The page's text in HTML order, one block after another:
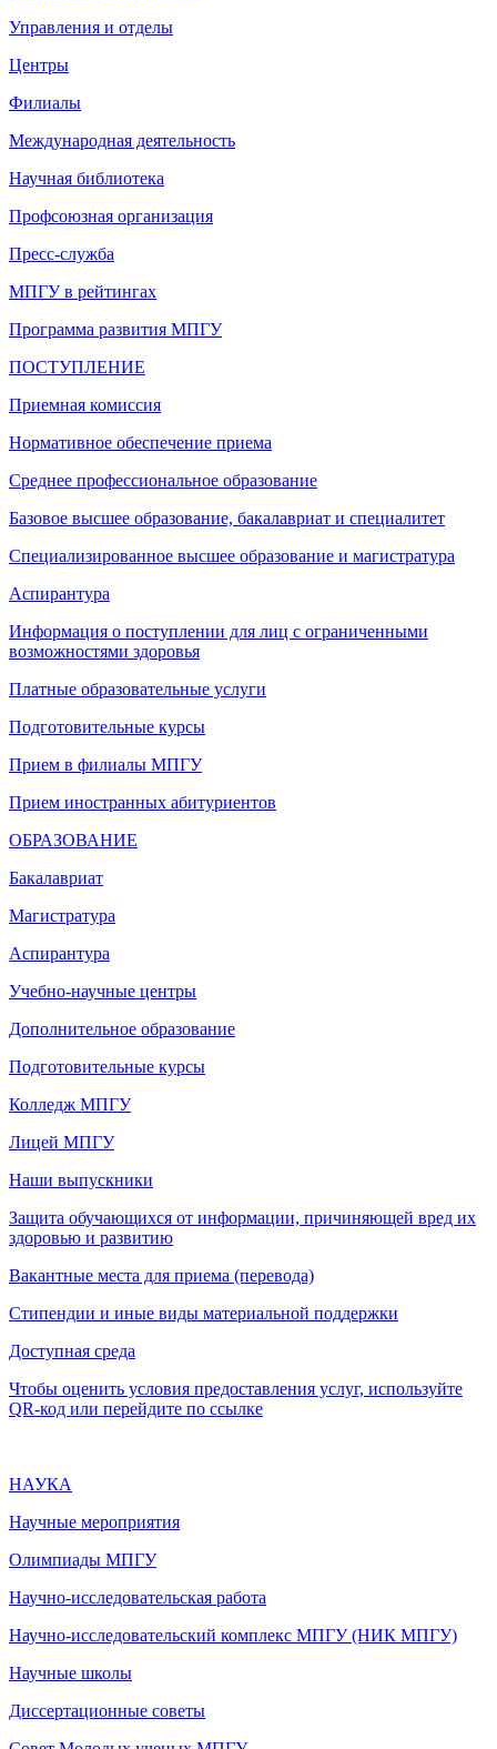
Управления и отделы
Центры
Филиалы
Международная деятельность
Научная библиотека
Профсоюзная организация
Пресс-служба
МПГУ в рейтингах
Программа развития МПГУ
ПОСТУПЛЕНИЕ
Приемная комиссия
Нормативное обеспечение приема
Среднее профессиональное образование
Базовое высшее образование, бакалавриат и специалитет
Специализированное высшее образование и магистратура
Аспирантура
Информация о поступлении для лиц с ограниченными
возможностями здоровья
Платные образовательные услуги
Подготовительные курсы
Прием в филиалы МПГУ
Прием иностранных абитуриентов
ОБРАЗОВАНИЕ
Бакалавриат
Магистратура
Аспирантура
Учебно-научные центры
Дополнительное образование
Подготовительные курсы
Колледж МПГУ
Лицей МПГУ
Наши выпускники
Защита обучающихся от информации, причиняющей вред их
здоровью и развитию
Вакантные места для приема (перевода)
Стипендии и иные виды материальной поддержки
Доступная среда
Чтобы оценить условия предоставления услуг, используйте
QR-код или перейдите по ссылке
НАУКА
Научные мероприятия
Олимпиады МПГУ
Научно-исследовательская работа
Научно-исследовательский комплекс МПГУ (НИК МПГУ)
Научные школы
Диссертационные советы